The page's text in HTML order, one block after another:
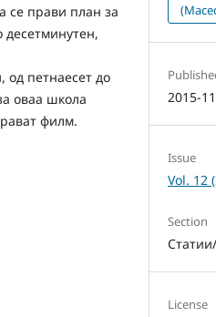
се прави план за
десетминутен,
петнаесет до
оваа школа
филм.
2015-
Issue
Vol. 12
Section
License